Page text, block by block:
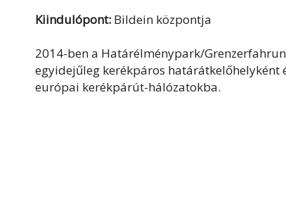
Kiindulópont: Bildein központja
2014-ben a Határélménypark/
egyidejűleg kerékpáros határátkelőhelyként
európai kerékpárút-hálózatokba.